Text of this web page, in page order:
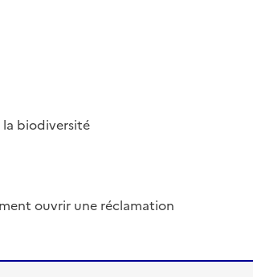
la biodiversité
ouvrir une réclamation